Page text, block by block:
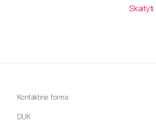
Skaityti
Kontaktinė forma
DUK